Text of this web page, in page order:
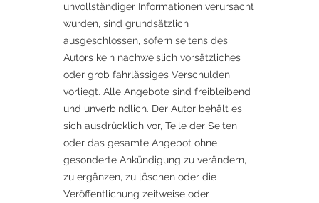
unvollständiger Informationen verursacht
wurden, sind grundsätzlich
ausgeschlossen, sofern seitens des
Autors kein nachweislich vorsätzliches
oder grob fahrlässiges Verschulden
vorliegt. Alle Angebote sind freibleibend
und unverbindlich. Der Autor behält es
sich ausdrücklich vor, Teile der Seiten
oder das gesamte Angebot ohne
gesonderte Ankündigung zu verändern,
zu ergänzen, zu löschen oder die
Veröffentlichung zeitweise oder